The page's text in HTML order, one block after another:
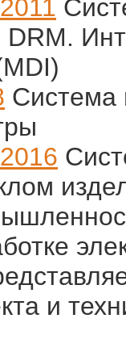
Система
и